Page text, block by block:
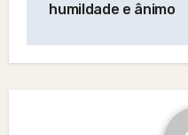
humildade e ânimo